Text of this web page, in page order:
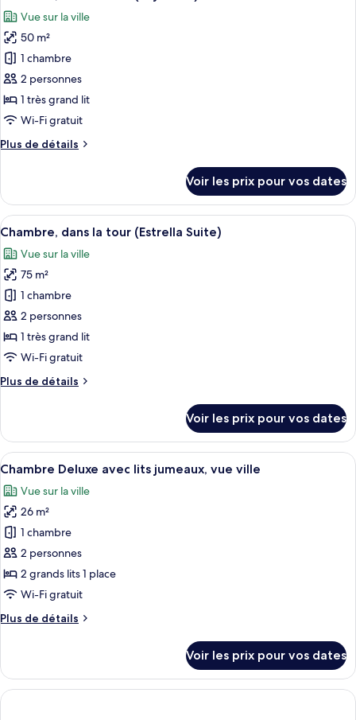
Chambre
Exécutive,
baignoire
(Suite)
toutes
les
photos
pour
ce
type
de
chambre :
Chambre,
tour
(Sky
Suite)
Vue sur la ville
50 m²
1 chambre
2 personnes
1 très grand lit
Wi-Fi gratuit
Plus de détails
Plus
le
type
de
Chambre,
dans
la
tour
(Sky
Suite)
Voir les prix pour vos dates
Afficher
toutes
les
photos
pour
ce
type
de
chambre :
Chambre,
tour
(Estrella
Suite)
Une piscine sur le toit, au design
9
Chambre, dans la tour (Estrella Suite)
Vue sur la ville
75 m²
1 chambre
2 personnes
1 très grand lit
Wi-Fi gratuit
Plus de détails
Plus
le
type
de
Chambre,
dans
la
tour
(Estrella
Suite)
Voir les prix pour vos dates
Afficher
toutes
les
photos
pour
ce
type
de
chambre :
Chambre
lits
jumeaux,
Une chambre d’hôtel moderne
6
Chambre Deluxe avec lits jumeaux, vue ville
Vue sur la ville
26 m²
1 chambre
2 personnes
2 grands lits 1 place
Wi-Fi gratuit
Plus de détails
Plus
le
type
de
Voir les prix pour vos dates